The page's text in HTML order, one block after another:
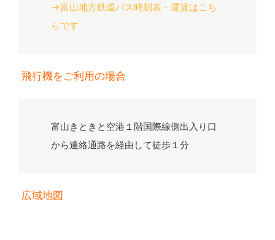
→富山地方鉄道バス時刻表・運賃はこち
らです
飛行機をご利用の場合
富山きときと空港１階国際線側出入り口
から連絡通路を経由して徒歩１分
広域地図